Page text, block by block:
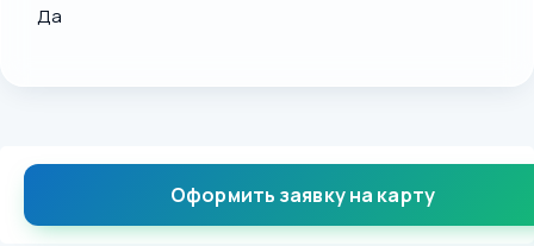
Да
Оформить заявку на карту